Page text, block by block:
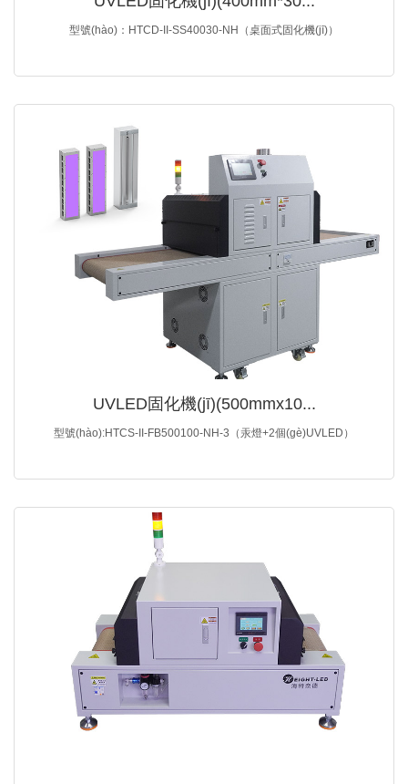
型號(hào)：HTCD-II-SS40030-NH（桌面式固化機(jī)）
UVLED固化機(jī)(500mmx10...
型號(hào):HTCS-II-FB500100-NH-3（汞燈+2個(gè)UVLED）